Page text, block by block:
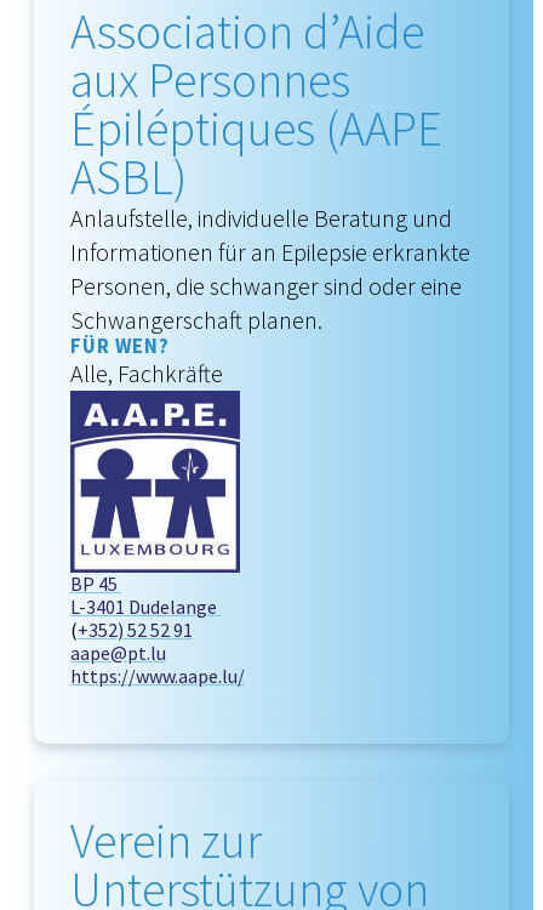
Association d’Aide
aux Personnes
Épiléptiques (AAPE
ASBL)
Anlaufstelle, individuelle Beratung und
Informationen für an Epilepsie erkrankte
Personen, die schwanger sind oder eine
Schwangerschaft planen.
FÜR WEN?
Alle, Fachkräfte
BP 45
L-3401 Dudelange
(+352) 52 52 91
aape@pt.lu
https://www.aape.lu/
Verein zur
Unterstützung von